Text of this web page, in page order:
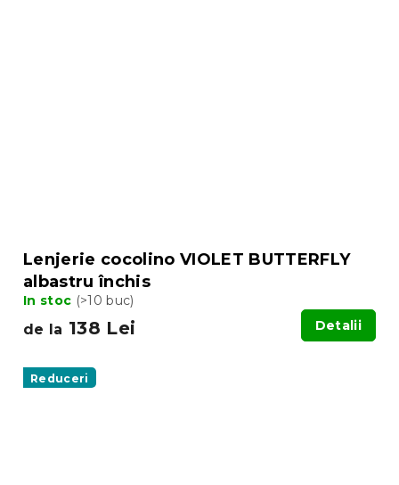
Lenjerie cocolino VIOLET BUTTERFLY
albastru închis
In stoc (>10 buc)
de la 138 Lei Detalii
Reduceri